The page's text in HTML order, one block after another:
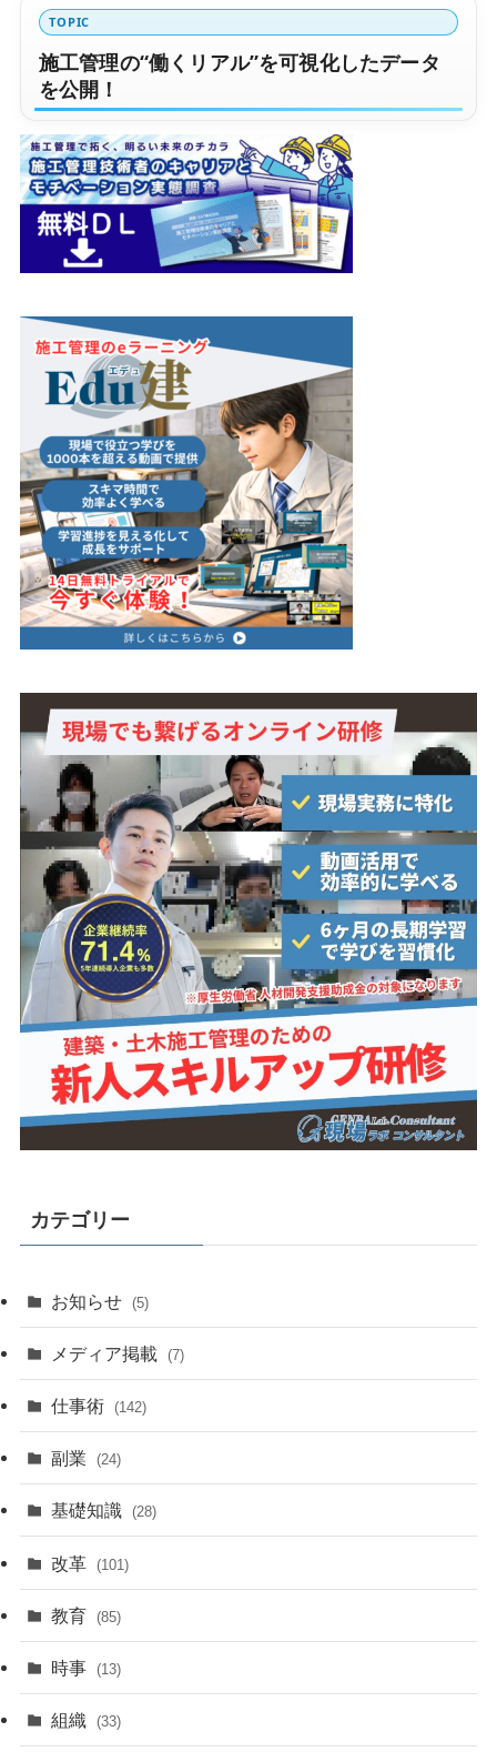
TOPIC
施工管理の“働くリアル”を可視化したデータ
を公開！
カテゴリー
お知らせ (5)
メディア掲載 (7)
仕事術 (142)
副業 (24)
基礎知識 (28)
改革 (101)
教育 (85)
時事 (13)
組織 (33)